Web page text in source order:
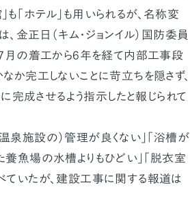
「ホテル」も用いられるが、名称変
正日（キム・ジョンイル）国防委員
月の着工から6年を経て内部工事段
か完工しないことに苛立ちを隠さず、
成させるよう指示したと報じられて
施設の）管理が良くない」「浴槽が
魚場の水槽よりもひどい」「脱衣室
いたが、建設工事に関する報道は